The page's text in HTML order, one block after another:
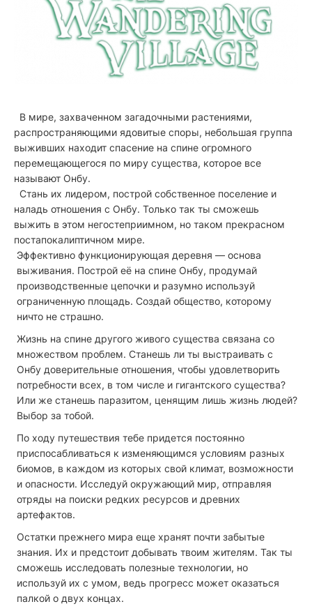
В мире, захваченном загадочными растениями,
распространяющими ядовитые споры, небольшая группа
выживших находит спасение на спине огромного
перемещающегося по миру существа, которое все
называют Онбу.
Стань их лидером, построй собственное поселение и
наладь отношения с Онбу. Только так ты сможешь
выжить в этом негостеприимном, но таком прекрасном
постапокалиптичном мире.
Эффективно функционирующая деревня — основа
выживания. Построй её на спине Онбу, продумай
производственные цепочки и разумно используй
ограниченную площадь. Создай общество, которому
ничто не страшно.
Жизнь на спине другого живого существа связана со
множеством проблем. Станешь ли ты выстраивать с
Онбу доверительные отношения, чтобы удовлетворить
потребности всех, в том числе и гигантского существа?
Или же станешь паразитом, ценящим лишь жизнь людей?
Выбор за тобой.
По ходу путешествия тебе придется постоянно
приспосабливаться к изменяющимся условиям разных
биомов, в каждом из которых свой климат, возможности
и опасности. Исследуй окружающий мир, отправляя
отряды на поиски редких ресурсов и древних
артефактов.
Остатки прежнего мира еще хранят почти забытые
знания. Их и предстоит добывать твоим жителям. Так ты
сможешь исследовать полезные технологии, но
используй их с умом, ведь прогресс может оказаться
палкой о двух концах.